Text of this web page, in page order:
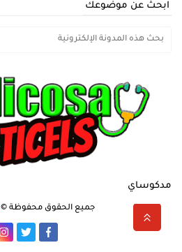
ابحث عن موضوعك
مدكوساي
جميع الحقوق محفوظة ©